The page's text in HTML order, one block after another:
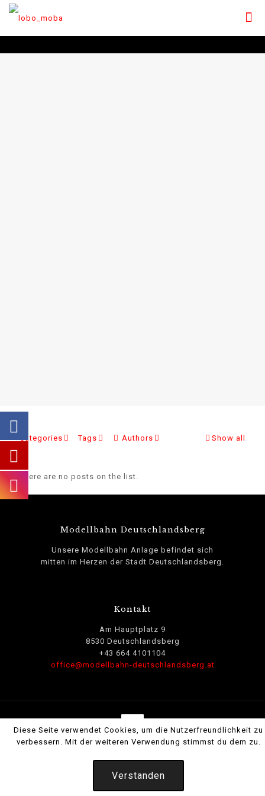
Categories Tags Authors Show all
There are no posts on the list.
Modellbahn Deutschlandsberg
Unsere Modellbahn Anlage befindet sich
mitten im Herzen der Stadt Deutschlandsberg.
Kontakt
Am Hauptplatz 9
8530 Deutschlandsberg
+43 664 4101104
office@modellbahn-deutschlandsberg.at
Impressum/Datenschutz|| created by
Diese Seite verwendet Cookies, um die Nutzerfreundlichkeit zu
verbessern. Mit der weiteren Verwendung stimmst du dem zu.
Verstanden